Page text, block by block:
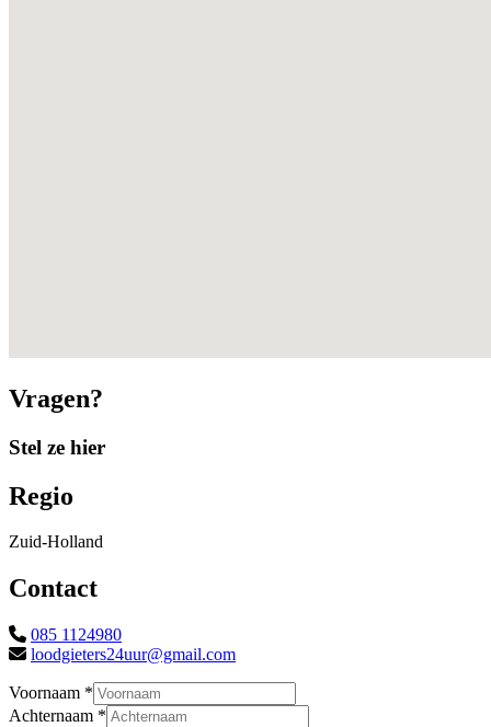
Vragen?
Stel ze hier
Regio
Zuid-Holland
Contact
085 1124980
loodgieters24uur@gmail.com
Voornaam *
Achternaam *